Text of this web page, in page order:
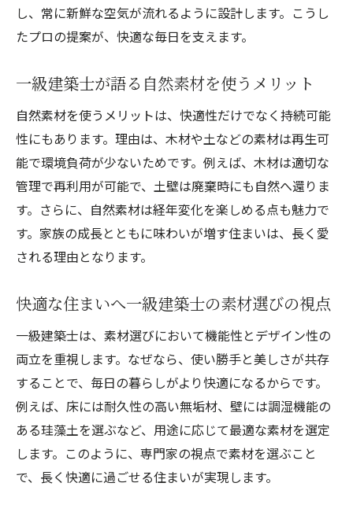
し、常に新鮮な空気が流れるように設計します。こうし
たプロの提案が、快適な毎日を支えます。
一級建築士が語る自然素材を使うメリット
自然素材を使うメリットは、快適性だけでなく持続可能
性にもあります。理由は、木材や土などの素材は再生可
能で環境負荷が少ないためです。例えば、木材は適切な
管理で再利用が可能で、土壁は廃棄時にも自然へ還りま
す。さらに、自然素材は経年変化を楽しめる点も魅力で
す。家族の成長とともに味わいが増す住まいは、長く愛
される理由となります。
快適な住まいへ一級建築士の素材選びの視点
一級建築士は、素材選びにおいて機能性とデザイン性の
両立を重視します。なぜなら、使い勝手と美しさが共存
することで、毎日の暮らしがより快適になるからです。
例えば、床には耐久性の高い無垢材、壁には調湿機能の
ある珪藻土を選ぶなど、用途に応じて最適な素材を選定
します。このように、専門家の視点で素材を選ぶこと
で、長く快適に過ごせる住まいが実現します。